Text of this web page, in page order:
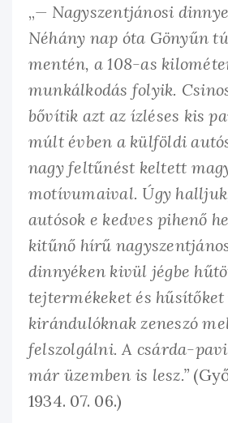
„— Nagyszentjánosi
Néhány nap óta Gönyűn
mentén, a 108-as
munkálkodás folyik.
bővítik azt az ízléses kis
múlt évben a külföldi
nagy feltűnést keltett
motívumaival. Úgy
autósok e kedves pihenő
kitűnő hírű
dinnyéken kivül jégbe
tejtermékeket és
kirándulóknak zeneszó
felszolgálni. A csárda-
már üzemben is lesz.”
1934. 07. 06.)